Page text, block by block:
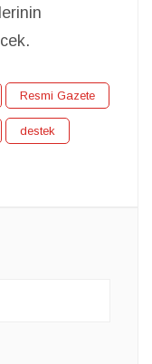
Resmi Gazete
destek